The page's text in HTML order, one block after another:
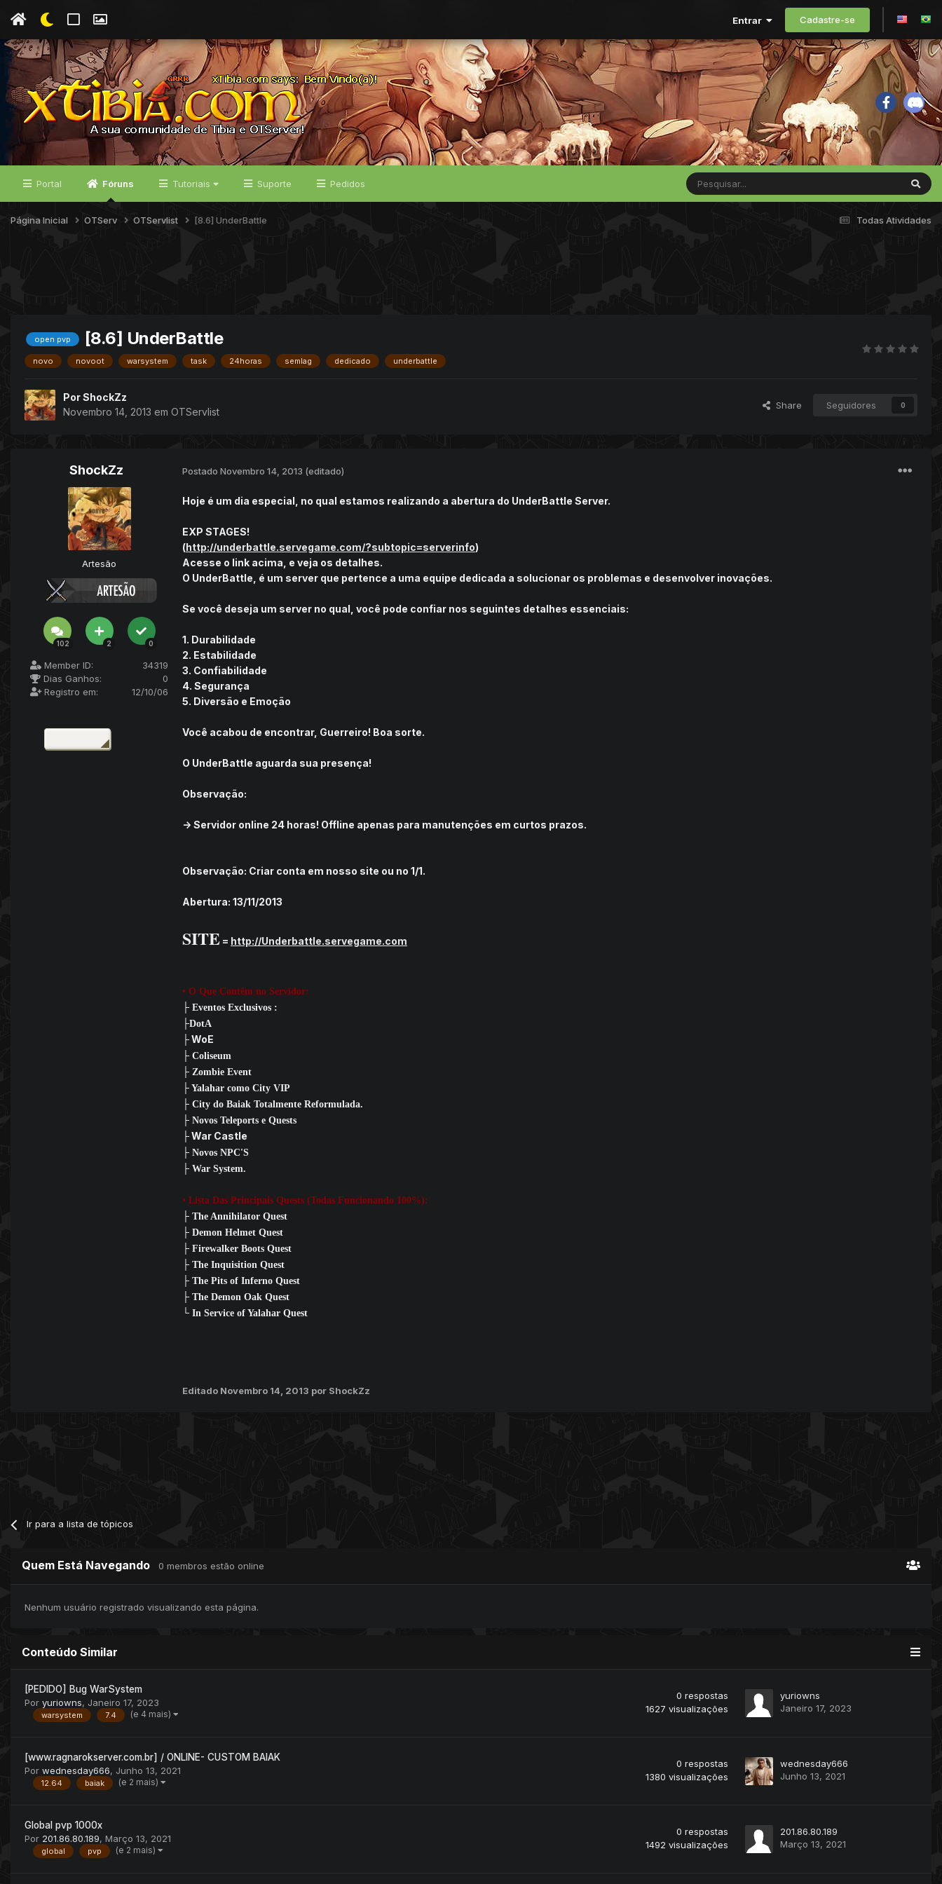
Entrar Cadastre-se
Portal Fóruns Tutoriais Suporte Pedidos
Todas Atividades
Página Inicial OTServ OTServlist [8.6] UnderBattle
open pvp [8.6] UnderBattle
novo novoot warsystem task 24horas semlag dedicado underbattle
PorShockZz
Novembro 14, 2013 em OTServlist
Share Seguidores 0
ShockZz
Artesão
102 2 0
Member ID:
34319
Dias Ganhos:
0
Registro em:
12/10/06
Postado Novembro 14, 2013 (editado)
Hoje é um dia especial, no qual estamos realizando a abertura do UnderBattle Server.
EXP STAGES!
(http://underbattle.servegame.com/?subtopic=serverinfo)
Acesse o link acima, e veja os detalhes.
O UnderBattle, é um server que pertence a uma equipe dedicada a solucionar os problemas e desenvolver inovações.
Se você deseja um server no qual, você pode confiar nos seguintes detalhes essenciais:
1. Durabilidade
2. Estabilidade
3. Confiabilidade
4. Segurança
5. Diversão e Emoção
Você acabou de encontrar, Guerreiro! Boa sorte.
O UnderBattle aguarda sua presença!
Observação:
-> Servidor online 24 horas! Offline apenas para manutenções em curtos prazos.
Observação: Criar conta em nosso site ou no 1/1.
Abertura: 13/11/2013
SITE = http://Underbattle.servegame.com
• O Que Contêm no Servidor:
├ Eventos Exclusivos :
├DotA
├ WoE
├ Coliseum
├ Zombie Event
├ Yalahar como City VIP
├ City do Baiak Totalmente Reformulada.
├ Novos Teleports e Quests
├ War Castle
├ Novos NPC'S
├ War System.
• Lista Das Principais Quests (Todas Funcionando 100%):
├ The Annihilator Quest
├ Demon Helmet Quest
├ Firewalker Boots Quest
├ The Inquisition Quest
├ The Pits of Inferno Quest
├ The Demon Oak Quest
└ In Service of Yalahar Quest
Editado Novembro 14, 2013 por ShockZz
Ir para a lista de tópicos
Quem Está Navegando 0 membros estão online
Nenhum usuário registrado visualizando esta página.
Conteúdo Similar
[PEDIDO] Bug WarSystem
Por yuriowns, Janeiro 17, 2023
warsystem 7.4 (e 4 mais)
0 respostas
1627 visualizações
yuriowns
Janeiro 17, 2023
[www.ragnarokserver.com.br] / ONLINE- CUSTOM BAIAK
Por wednesday666, Junho 13, 2021
12.64 baiak (e 2 mais)
0 respostas
1380 visualizações
wednesday666
Junho 13, 2021
Global pvp 1000x
Por 201.86.80.189, Março 13, 2021
global pvp (e 2 mais)
0 respostas
1492 visualizações
201.86.80.189
Março 13, 2021